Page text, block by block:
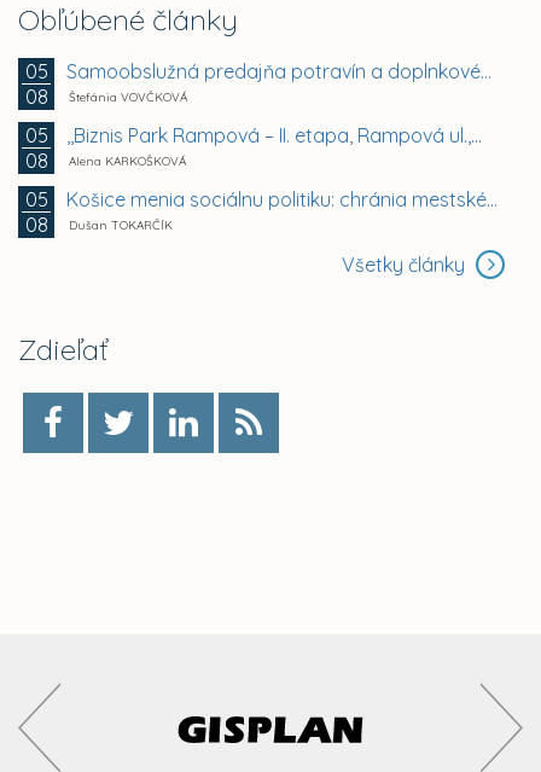
Obľúbené články
05
08
Samoobslužná predajňa potravín a doplnkového tovaru
Štefánia VOVČKOVÁ
05
08
,,Biznis Park Rampová – II. etapa, Rampová ul.,...
Alena KARKOŠKOVÁ
05
08
Košice menia sociálnu politiku: chránia mestské byty...
Dušan TOKARČÍK
Všetky články
Zdieľať